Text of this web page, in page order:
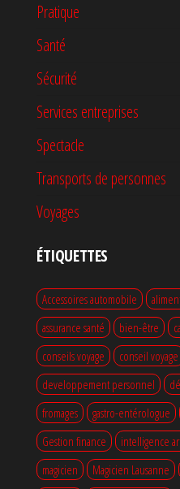
Pratique
Santé
Sécurité
Services entreprises
Spectacle
Transports de personnes
Voyages
ÉTIQUETTES
Accessoires automobile
assurance santé
bien-être
conseils voyage
conseil voyage
developpement personnel
fromages
gastro-entérologue
Gestion finance
intelligence
magicien
Magicien Lausanne